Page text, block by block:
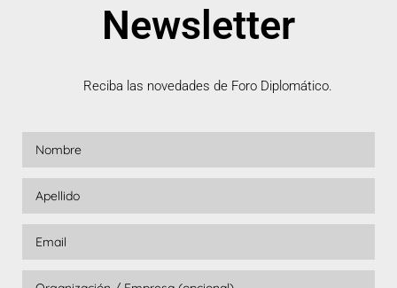
Newsletter
Reciba las novedades de Foro Diplomático.